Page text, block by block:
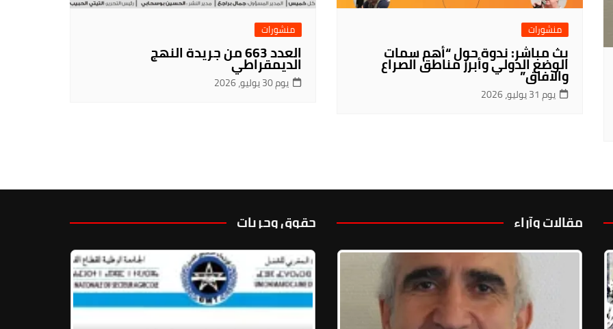
منشورات
بث مباشر: ندوة حول “أهم سمات
الوضع الدولي وأبرز مناطق الصراع
والآفاق”
يوم 31 يوليو، 2026
منشورات
العدد 663 من جريدة النهجالديمقراطي
يوم 30 يوليو، 2026
مقالات وآراء حقوق وحريات